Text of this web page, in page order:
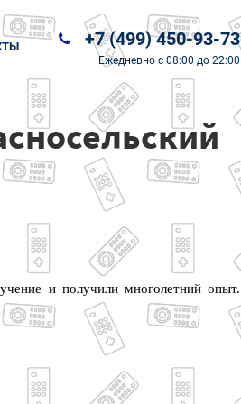
+7 (499) 450-93-73
Ежедневно с 08:00 до 22:00
и получили многолетний опыт.